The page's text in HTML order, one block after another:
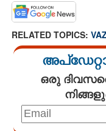
RELATED TOPICS:
ഒരു